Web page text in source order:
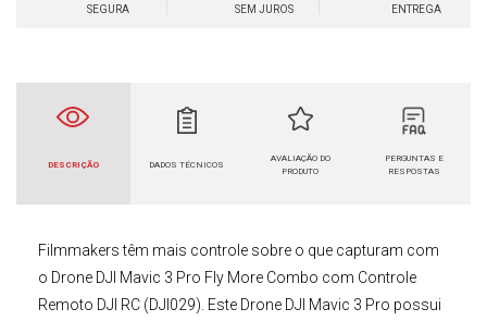
SEGURA
SEM JUROS
ENTREGA
DESCRIÇÃO DADOS TÉCNICOS
AVALIAÇÃO DO
PRODUTO
PERGUNTAS E
RESPOSTAS
Filmmakers têm mais controle sobre o que capturam com
o Drone DJI Mavic 3 Pro Fly More Combo com Controle
Remoto DJI RC (DJI029) . Este Drone DJI Mavic 3 Pro possui